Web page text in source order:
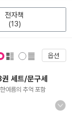
전자책
(13)
옵션
세트/문구세
여름의 추억 포함